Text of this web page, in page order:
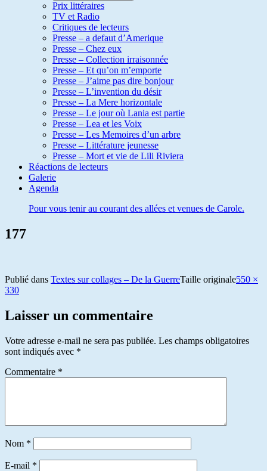
Prix littéraires
TV et Radio
Critiques de lecteurs
Presse – a defaut d’Amerique
Presse – Chez eux
Presse – Collection irraisonnée
Presse – Et qu’on m’emporte
Presse – J’aime pas dire bonjour
Presse – L’invention du désir
Presse – La Mere horizontale
Presse – Le jour où Lania est partie
Presse – Lea et les Voix
Presse – Les Memoires d’un arbre
Presse – Littérature jeunesse
Presse – Mort et vie de Lili Riviera
Réactions de lecteurs
Galerie
Agenda
Pour vous tenir au courant des allées et venues de Carole.
177
Publié dans Textes sur collages – De la GuerreTaille originale550 ×
330
Laisser un commentaire
Votre adresse e-mail ne sera pas publiée. Les champs obligatoires
sont indiqués avec *
Commentaire *
Nom *
E-mail *